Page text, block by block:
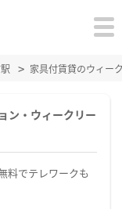
家具付賃貸のウィー
ン・ウィークリー
料でテレワークも